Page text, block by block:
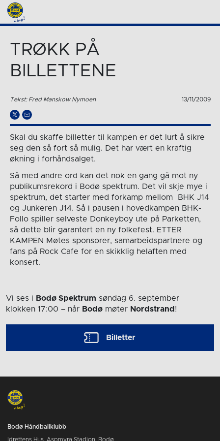
TRØKK PÅ
BILLETTENE
Tekst: Fred Manskow Nymoen 13/11/2009
Skal du skaffe billetter til kampen er det lurt å sikre
seg den så fort så mulig. Det har vært en kraftig
økning i forhåndsalget.
Så med andre ord kan det nok en gang gå mot ny
publikumsrekord i Bodø spektrum. Det vil skje mye i
spektrum, det starter med forkamp mellom BHK J14
og Junkeren J14. Så i pausen i hovedkampen BHK-
Follo spiller selveste Donkeyboy ute på Parketten,
så dette blir garantert en ny folkefest. ETTER
KAMPEN Møtes sponsorer, samarbeidspartnere og
fans på Rock Cafe for en skikklig helaften med
konsert.
Vi ses i Bodø Spektrum søndag 6. september
klokken 17:00 – når Bodø møter Nordstrand !
Billetter
Bodø Håndballklubb
Idrettens Hus, Aspmyra Stadion, Bodø